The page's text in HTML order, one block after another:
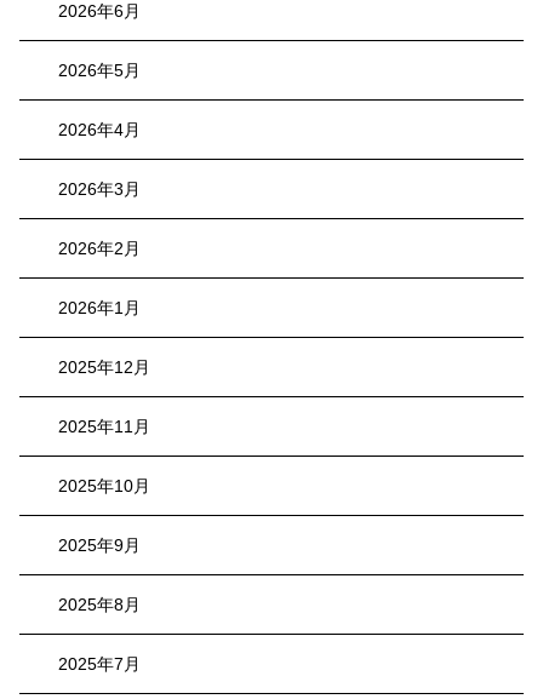
2026年6月
2026年5月
2026年4月
2026年3月
2026年2月
2026年1月
2025年12月
2025年11月
2025年10月
2025年9月
2025年8月
2025年7月